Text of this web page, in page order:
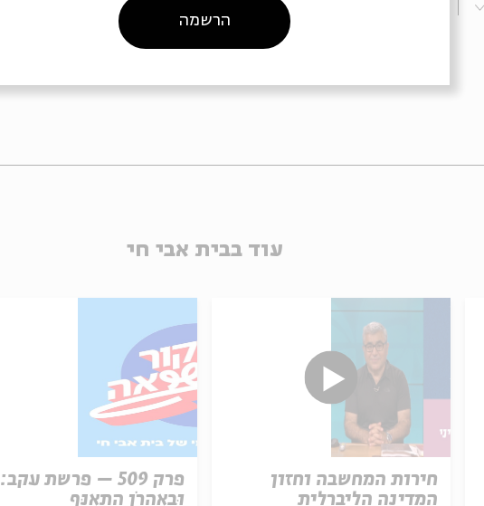
עוד בבית אבי חי
פרק 509 – פרשת עקב:
וּבְאַהֲרֹן הִתְאַנַּף
חירות המחשבה וחזון
המדינה הליברלית
הרשמה